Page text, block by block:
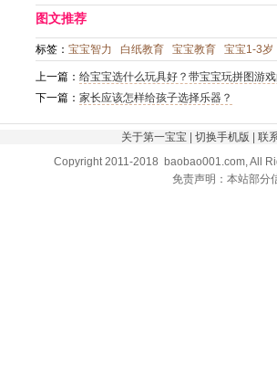
图文推荐
标签： 宝宝智力 白纸教育 宝宝教育 宝宝1-3岁
上一篇： 给宝宝选什么玩具好？带宝宝玩拼图游
下一篇： 家长应该怎样给孩子选择乐器？
关于第一宝宝 | 切换手机版 | 联
Copyright 2011-2018 baobao001.com, All
免责声明：本站部分